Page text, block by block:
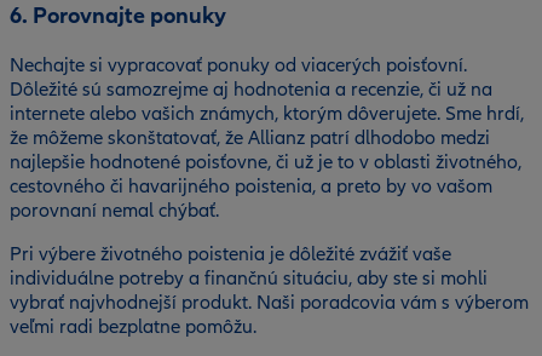
6. Porovnajte ponuky
Nechajte si vypracovať ponuky od viacerých poisťovní.
Dôležité sú samozrejme aj hodnotenia a recenzie, či už na
internete alebo vašich známych, ktorým dôverujete. Sme hrdí,
že môžeme skonštatovať, že Allianz patrí dlhodobo medzi
najlepšie hodnotené poisťovne, či už je to v oblasti životného,
cestovného či havarijného poistenia, a preto by vo vašom
porovnaní nemal chýbať.
Pri výbere životného poistenia je dôležité zvážiť vaše
individuálne potreby a finančnú situáciu, aby ste si mohli
vybrať najvhodnejší produkt. Naši poradcovia vám s výberom
veľmi radi bezplatne pomôžu.